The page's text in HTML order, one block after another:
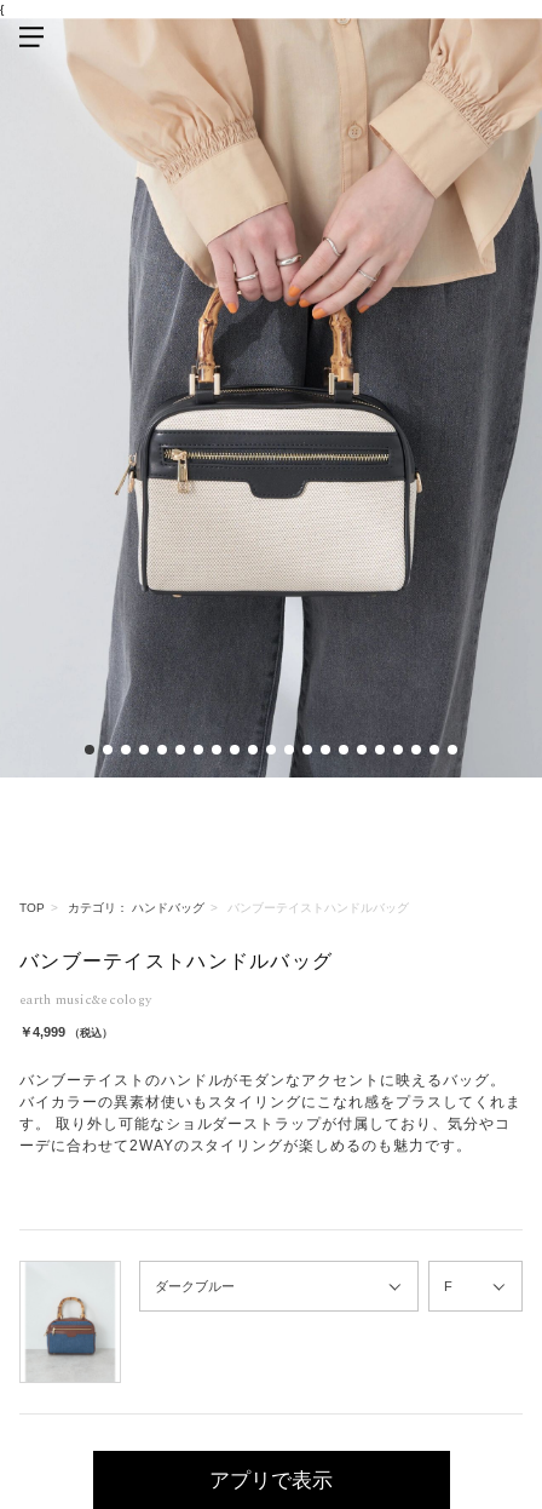
{
TOP カテゴリ： ハンドバッグ バンブーテイストハンドルバッグ
バンブーテイストハンドルバッグ
earth music&ecology
￥4,999 （税込）
バンブーテイストのハンドルがモダンなアクセントに映えるバッグ。
バイカラーの異素材使いもスタイリングにこなれ感をプラスしてくれま
す。 取り外し可能なショルダーストラップが付属しており、気分やコ
ーデに合わせて2WAYのスタイリングが楽しめるのも魅力です。
アプリで表示
1 2 3 4 5 6 7 8 9 10 11 12 13 14 15 16 17 18 19 20 21